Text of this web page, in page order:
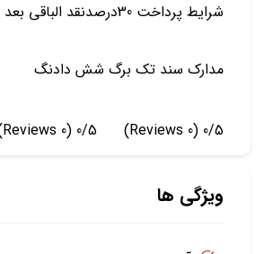
شرایط پرداخت 30درصدنقد الباقی بعد ساخت
مدارک سند تک برگ شش دادنگ
0/5
(0 Reviews)
0/5
(0 Reviews)
ویژگی ها